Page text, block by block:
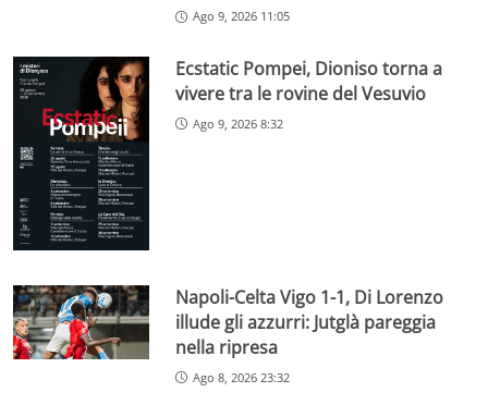
Ago 9, 2026 11:05
Ecstatic Pompei, Dioniso torna a
vivere tra le rovine del Vesuvio
Ago 9, 2026 8:32
Napoli-Celta Vigo 1-1, Di Lorenzo
illude gli azzurri: Jutglà pareggia
nella ripresa
Ago 8, 2026 23:32